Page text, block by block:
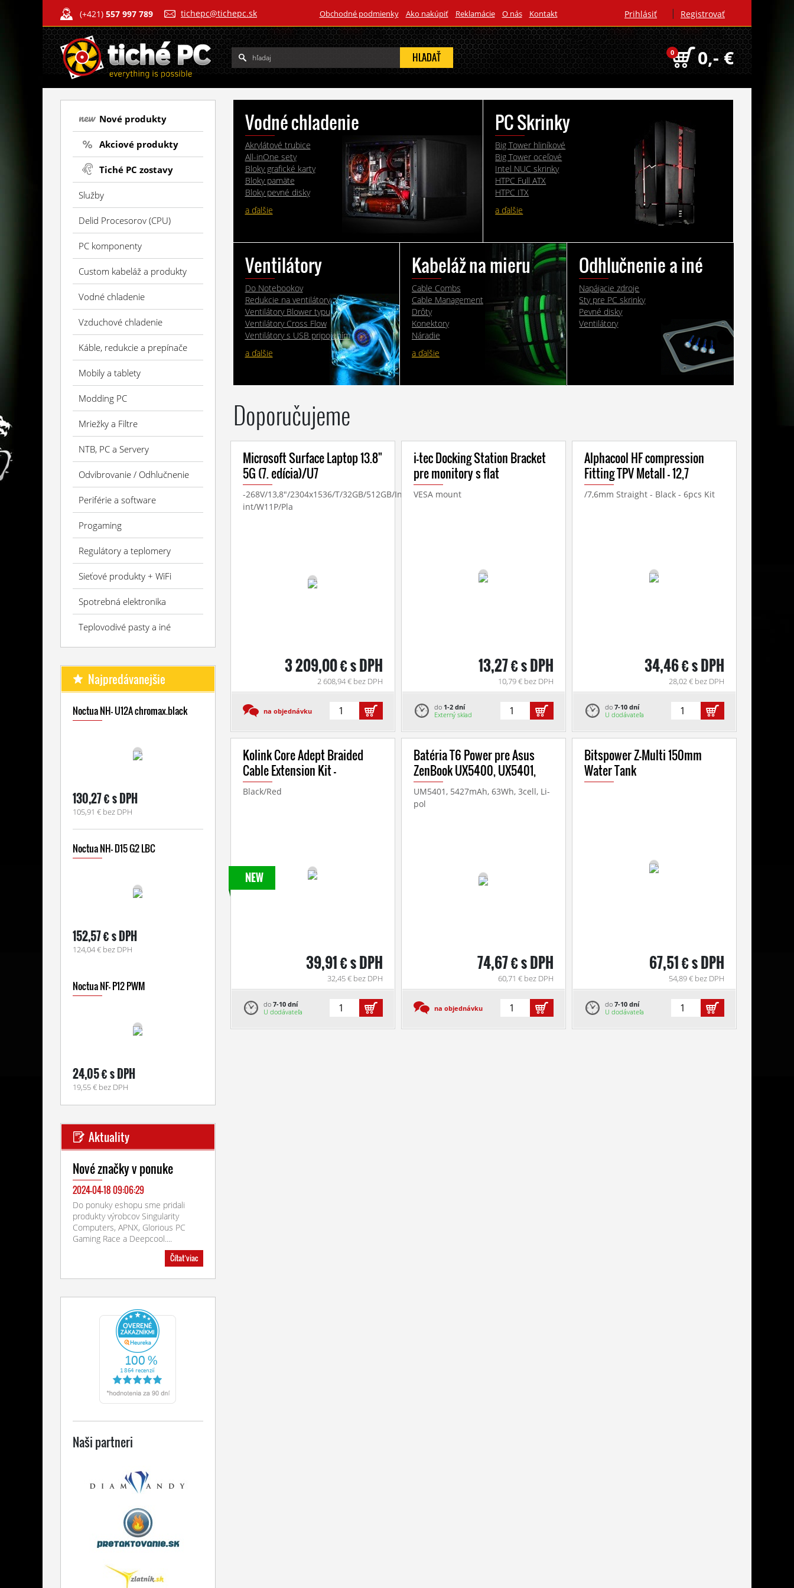
(+421) 557 997 789 tichepc@tichepc.sk Obchodné podmienky Ako nakúpiť Reklamácie O nás Kontakt Prihlásiť | Registrovať
HĽADAŤ 0 0,- €
Nové produkty
Akciové produkty
Tiché PC zostavy
Služby
Delid Procesorov (CPU)
PC komponenty
Custom kabeláž a produkty
Vodné chladenie
Vzduchové chladenie
Káble, redukcie a prepínače
Mobily a tablety
Modding PC
Mriežky a Filtre
NTB, PC a Servery
Odvibrovanie / Odhlučnenie
Periférie a software
Progaming
Regulátory a teplomery
Sieťové produkty + WiFi
Spotrebná elektronika
Teplovodivé pasty a iné
Najpredávanejšie
Noctua NH- U12A chromax.black
130,27 € s DPH
105,91 € bez DPH
Noctua NH- D15 G2 LBC
152,57 € s DPH
124,04 € bez DPH
Noctua NF- P12 PWM
24,05 € s DPH
19,55 € bez DPH
Aktuality
Nové značky v ponuke
2024-04-18 09:06:29
Do ponuky eshopu sme pridali
produkty výrobcov Singularity
Computers, APNX, Glorious PC
Gaming Race a Deepcool....
Čítať viac
Naši partneri
Vodné chladenie
Akrylátové trubice
All-inOne sety
Bloky grafické karty
Bloky pamäte
Bloky pevné disky
a ďalšie
PC Skrinky
Big Tower hliníkové
Big Tower oceľové
Intel NUC skrinky
HTPC Full ATX
HTPC ITX
a ďalšie
Ventilátory
Do Notebookov
Redukcie na ventilátory
Ventilátory Blower typu
Ventilátory Cross Flow
Ventilátory s USB pripojením
a ďalšie
Kabeláž na mieru
Cable Combs
Cable Management
Drôty
Konektory
Náradie
a ďalšie
Odhlučnenie a iné
Napájacie zdroje
Sty pre PC skrinky
Pevné disky
Ventilátory
Doporučujeme
Microsoft Surface Laptop 13.8"
5G (7. edícia)/U7
-268V/13,8"/2304x1536/T/32GB/512GB/Intel
int/W11P/Pla
3 209,00 € s DPH
2 608,94 € bez DPH
na objednávku
i-tec Docking Station Bracket
pre monitory s flat
VESA mount
13,27 € s DPH
10,79 € bez DPH
do 1-2 dní
Externý sklad
Alphacool HF compression
Fitting TPV Metall - 12,7
/7,6mm Straight - Black - 6pcs Kit
34,46 € s DPH
28,02 € bez DPH
do 7-10 dní
U dodávateľa
Kolink Core Adept Braided
Cable Extension Kit -
Black/Red
39,91 € s DPH
32,45 € bez DPH
do 7-10 dní
U dodávateľa
NEW
Batéria T6 Power pre Asus
ZenBook UX5400, UX5401,
UM5401, 5427mAh, 63Wh, 3cell, Li-
pol
74,67 € s DPH
60,71 € bez DPH
na objednávku
Bitspower Z-Multi 150mm
Water Tank
67,51 € s DPH
54,89 € bez DPH
do 7-10 dní
U dodávateľa